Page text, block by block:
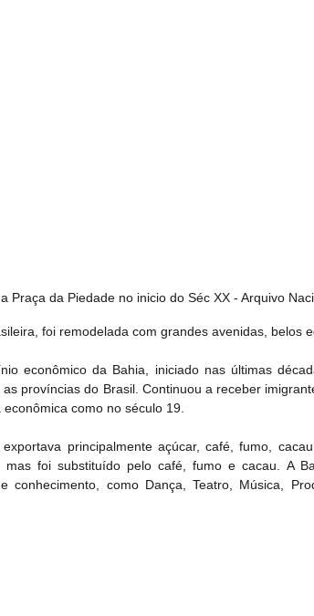
Praça da Piedade no inicio do Séc XX - Arquivo
foi remodelada com grandes avenidas, belos
econômico da Bahia, iniciado nas últimas
províncias do Brasil. Continuou a receber
como no século 19.
principalmente açúcar, café, fumo,
mas foi substituído pelo café, fumo e cacau. A
conhecimento, como Dança, Teatro, Música,